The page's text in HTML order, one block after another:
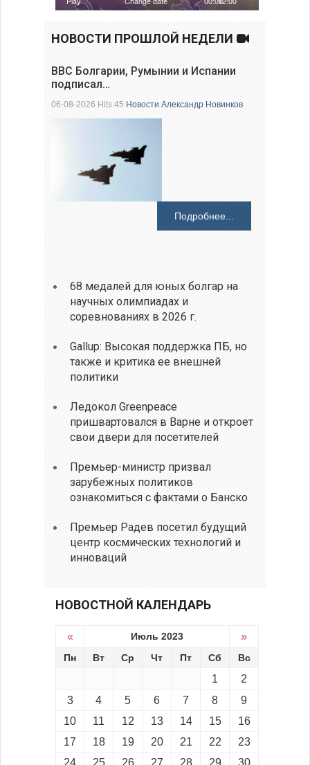
НОВОСТИ ПРОШЛОЙ НЕДЕЛИ
ВВС Болгарии, Румынии и Испании
подписал…
06-08-2026 Hits:45Новости Александр Новинков
Подробнее...
68 медалей для юных болгар на
научных олимпиадах и
соревнованиях в 2026 г.
Gallup: Высокая поддержка ПБ, но
также и критика ее внешней
политики
Ледокол Greenpeace
пришвартовался в Варне и откроет
свои двери для посетителей
Премьер-министр призвал
зарубежных политиков
ознакомиться с фактами о Банско
Премьер Радев посетил будущий
центр космических технологий и
инноваций
НОВОСТНОЙ КАЛЕНДАРЬ
« Июль 2023 »
Пн Вт Ср Чт Пт Сб Вс
1
2
3
4 5 6 7 8
9
10
11 12 13 14 15
16
17
18 19 20 21 22
23
24
25 26 27 28 29 30